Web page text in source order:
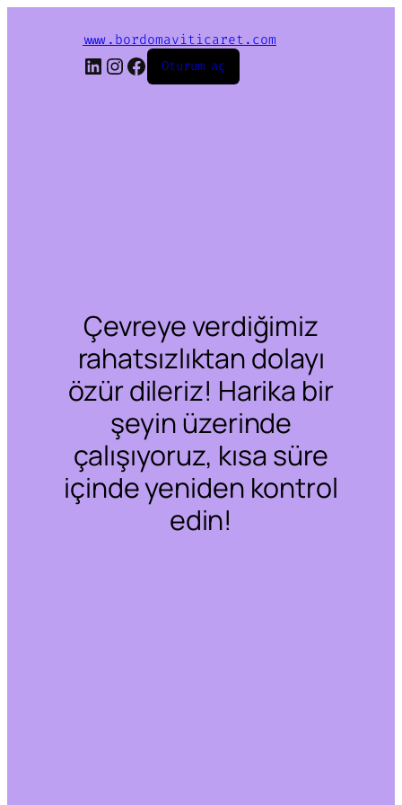
www.bordomaviticaret.com
LinkedIn
Instagram
Facebook
Oturum aç
Çevreye verdiğimiz
rahatsızlıktan dolayı
özür dileriz! Harika bir
şeyin üzerinde
çalışıyoruz, kısa süre
içinde yeniden kontrol
edin!